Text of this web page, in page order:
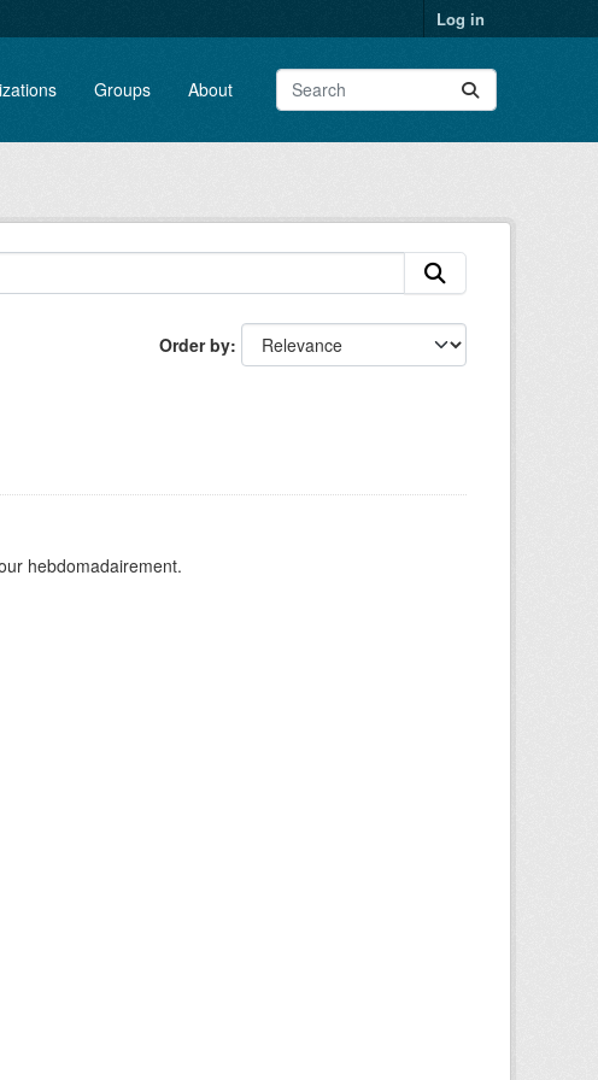
Log in
Groups About
Order by
hebdomadairement.